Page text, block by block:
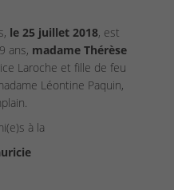
le 25 juillet 2018, est
ans, madame Thérèse
Laroche et fille de feu
Léontine Paquin,
à la